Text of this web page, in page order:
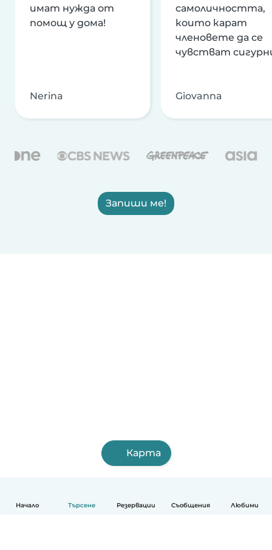
Начало Търсене Резервации Съобщения Любими
имат нужда от
помощ у дома!
Nerina
самоличността,
които карат
членовете да се
чувстват
Giovanna
Запиши ме!
Карта